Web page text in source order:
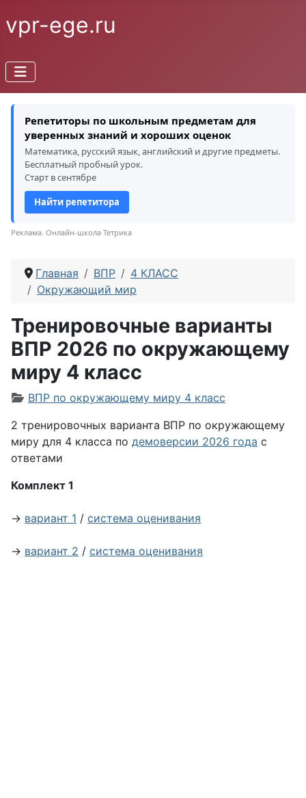
vpr-ege.ru
Репетиторы по школьным предметам для
уверенных знаний и хороших оценок
Математика, русский язык, английский и другие предметы.
Бесплатный пробный урок.
Старт в сентябре
Найти репетитора
Реклама. Онлайн-школа Тетрика
Главная ВПР
4 КЛАСС
Окружающий мир
Тренировочные варианты
ВПР 2026 по окружающему
миру 4 класс
Информация о материале
ВПР по окружающему миру 4 класс
2 тренировочных варианта ВПР по окружающему
миру для 4 класса по демоверсии 2026 года с
ответами
Комплект 1
→ вариант 1 / система оценивания
→ вариант 2 / система оценивания